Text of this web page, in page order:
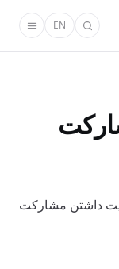
EN
با بررسی اعمال ۲: ۴۲ اهمیت داشتن مشارکت